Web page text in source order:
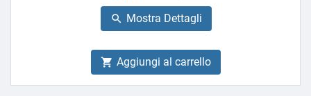
base
 Mostra Dettagli
 Aggiungi al carrello